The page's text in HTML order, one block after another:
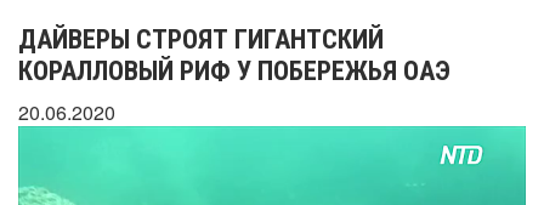
ДАЙВЕРЫ СТРОЯТ ГИГАНТСКИЙ
КОРАЛЛОВЫЙ РИФ У ПОБЕРЕЖЬЯ ОАЭ
20.06.2020